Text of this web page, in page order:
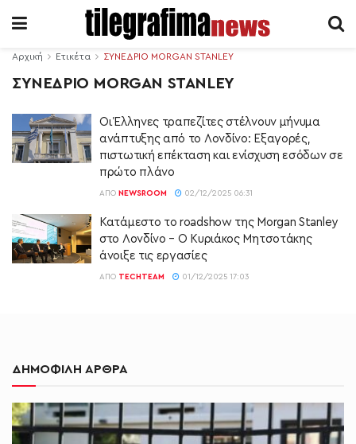
Αρχική Ετικέτα ΣΥΝΕΔΡΙΟ MORGAN STANLEY
ΣΥΝΕΔΡΙΟ MORGAN STANLEY
Οι Έλληνες τραπεζίτες στέλνουν μήνυμα
ανάπτυξης από το Λονδίνο: Εξαγορές,
πιστωτική επέκταση και ενίσχυση εσόδων σε
πρώτο πλάνο
ΑΠΌ NEWSROOM 02/12/2025 06:31
Κατάμεστο το roadshow της Morgan Stanley
στο Λονδίνο – O Κυριάκος Μητσοτάκης
άνοιξε τις εργασίες
ΑΠΌ TECHTEAM 01/12/2025 17:03
ΔΗΜΟΦΙΛΗ ΑΡΘΡΑ